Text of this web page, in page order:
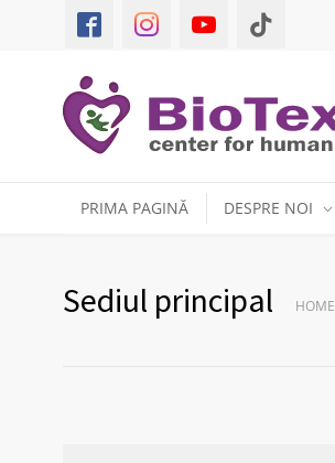
PRIMA PAGINĂ DESPRE NOI
Sediul principal HOME